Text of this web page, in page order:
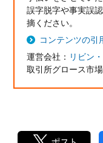
誤字脱字や事実誤
摘ください。
コンテンツの引
運営会社： リビン
取引所グロース市場